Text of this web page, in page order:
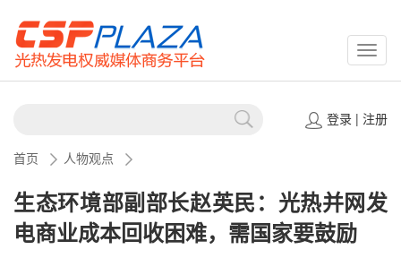
登录| 注册
首页 人物观点
生态环境部副部长赵英民：光热并网发
电商业成本回收困难，需国家要鼓励